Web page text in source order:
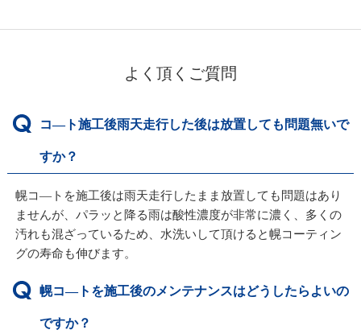
よく頂くご質問
コ—ト施工後雨天走行した後は放置しても問題無いで
すか？
幌コ—トを施工後は雨天走行したまま放置しても問題はあり
ませんが、パラッと降る雨は酸性濃度が非常に濃く、多くの
汚れも混ざっているため、水洗いして頂けると幌コーティン
グの寿命も伸びます。
幌コ—トを施工後のメンテナンスはどうしたらよいの
ですか？